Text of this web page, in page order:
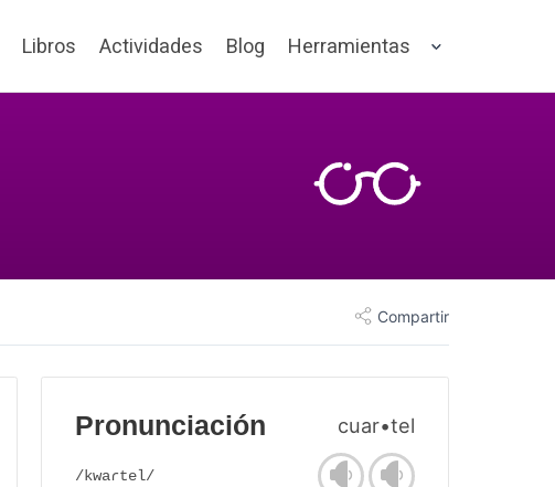
Libros Actividades Blog Herramientas
Compartir
Pronunciación cuar•tel
/kwaɾtel/